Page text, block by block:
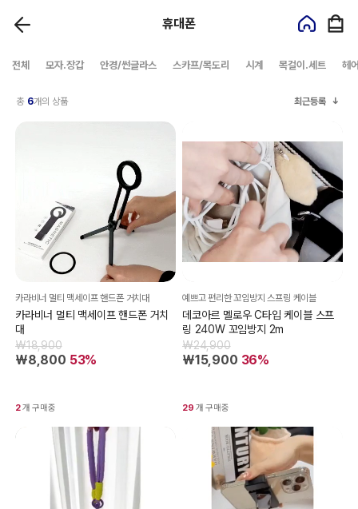
휴대폰
전체 모자.장갑 안경/썬글라스 스카프/목도리 시계 목걸이.세트 헤
총 6개의 상품 최근등록
카라비너 멀티 맥세이프 핸드폰 거치대
카라비너 멀티 맥세이프 핸드폰 거치
대
₩18,900
₩8,800 53%
2개 구매중
예쁘고 편리한 꼬임방지 스프링 케이블
데코아르 멜로우 C타입 케이블 스프
링 240W 꼬임방지 2m
₩24,900
₩15,900 36%
29 개 구매중